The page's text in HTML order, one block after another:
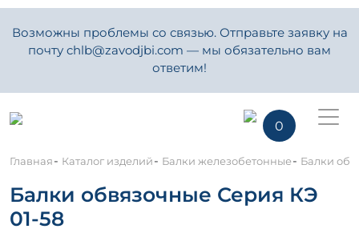
Возможны проблемы со связью. Отправьте заявку на
почту chlb@zavodjbi.com — мы обязательно вам
ответим!
0
Главная- Каталог изделий- Балки железобетонные- Балки
Балки обвязочные Серия КЭ
01-58